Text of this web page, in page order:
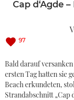
Cap d‘Agde
97
Bald darauf
ersten Tag hatten sie
Beach erkundeten,
Strandabschnitt „Cap